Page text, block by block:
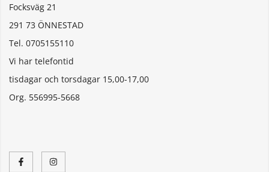
Focksväg 21
291 73 ÖNNESTAD
Tel. 0705155110
Vi har telefontid
tisdagar och torsdagar 15,00-17,00
Org. 556995-5668